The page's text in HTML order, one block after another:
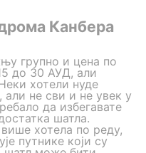
Канбера
групно и цена по
до 30 АУД, али
хотели нуде
али не сви и не увек у
да избегавате
шатла.
хотела по реду,
путнике који су